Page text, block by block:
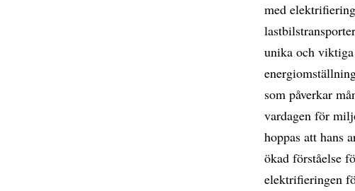
med
unika och
som påverkar
vardagen för
hoppas att hans
ökad förståelse
elektrifieringen